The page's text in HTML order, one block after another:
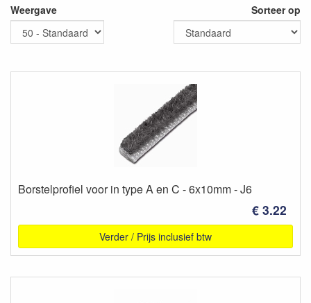
Weergave
Sorteer op
Borstelprofiel voor in type A en C - 6x10mm - J6
€ 3.22
Verder / Prijs inclusief btw